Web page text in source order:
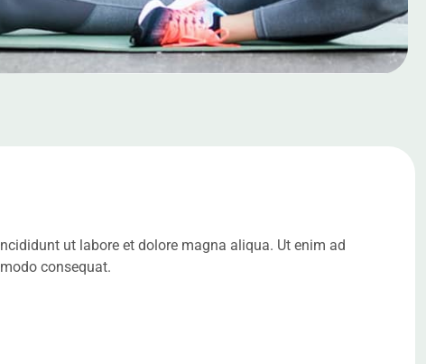
ut labore et dolore magna aliqua. Ut enim ad
consequat.